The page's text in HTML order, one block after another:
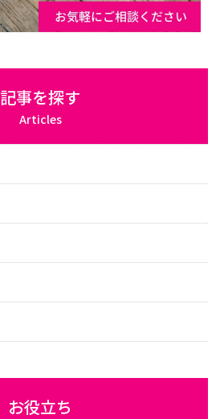
記事を探す
Articles
お役立ち